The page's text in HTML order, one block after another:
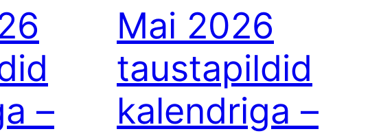
–
Mai 2026
taustapildid
kalendriga –